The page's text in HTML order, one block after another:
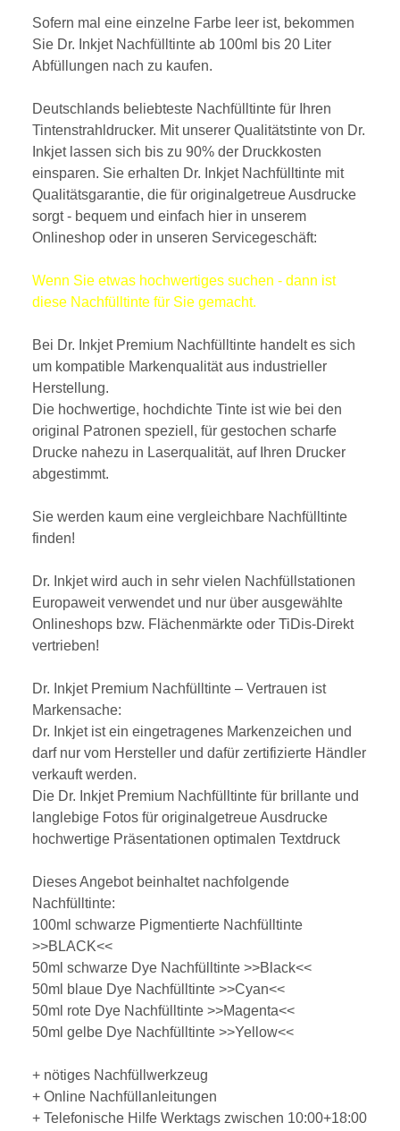
Sofern mal eine einzelne Farbe leer ist, bekommen
Sie Dr. Inkjet Nachfülltinte ab 100ml bis 20 Liter
Abfüllungen nach zu kaufen.
Deutschlands beliebteste Nachfülltinte für Ihren
Tintenstrahldrucker. Mit unserer Qualitätstinte von Dr.
Inkjet lassen sich bis zu 90% der Druckkosten
einsparen. Sie erhalten Dr. Inkjet Nachfülltinte mit
Qualitätsgarantie, die für originalgetreue Ausdrucke
sorgt - bequem und einfach hier in unserem
Onlineshop oder in unseren Servicegeschäft:
Wenn Sie etwas hochwertiges suchen - dann ist
diese Nachfülltinte für Sie gemacht.
Bei Dr. Inkjet Premium Nachfülltinte handelt es sich
um kompatible Markenqualität aus industrieller
Herstellung.
Die hochwertige, hochdichte Tinte ist wie bei den
original Patronen speziell, für gestochen scharfe
Drucke nahezu in Laserqualität, auf Ihren Drucker
abgestimmt.
Sie werden kaum eine vergleichbare Nachfülltinte
finden!
Dr. Inkjet wird auch in sehr vielen Nachfüllstationen
Europaweit verwendet und nur über ausgewählte
Onlineshops bzw. Flächenmärkte oder TiDis-Direkt
vertrieben!
Dr. Inkjet Premium Nachfülltinte – Vertrauen ist
Markensache:
Dr. Inkjet ist ein eingetragenes Markenzeichen und
darf nur vom Hersteller und dafür zertifizierte Händler
verkauft werden.
Die Dr. Inkjet Premium Nachfülltinte für brillante und
langlebige Fotos für originalgetreue Ausdrucke
hochwertige Präsentationen optimalen Textdruck
Dieses Angebot beinhaltet nachfolgende
Nachfülltinte:
100ml schwarze Pigmentierte Nachfülltinte
>>BLACK<<
50ml schwarze Dye Nachfülltinte >>Black<<
50ml blaue Dye Nachfülltinte >>Cyan<<
50ml rote Dye Nachfülltinte >>Magenta<<
50ml gelbe Dye Nachfülltinte >>Yellow<<
+ nötiges Nachfüllwerkzeug
+ Online Nachfüllanleitungen
+ Telefonische Hilfe Werktags zwischen 10:00+18:00